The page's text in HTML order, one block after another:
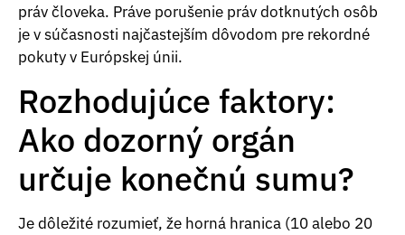
práv človeka. Práve porušenie práv dotknutých osôb
je v súčasnosti najčastejším dôvodom pre rekordné
pokuty v Európskej únii.
Rozhodujúce faktory:
Ako dozorný orgán
určuje konečnú sumu?
Je dôležité rozumieť, že horná hranica (10 alebo 20